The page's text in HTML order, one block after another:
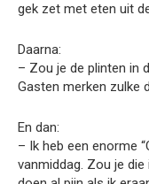
gek zet met eten uit
Daarna:
– Zou je de plinten in
Gasten merken zulke
En dan:
– Ik heb een enorme
vanmiddag. Zou je